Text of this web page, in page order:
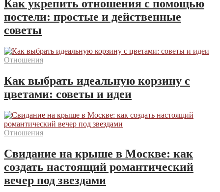
Как укрепить отношения с помощью
постели: простые и действенные
советы
Отношения
Как выбрать идеальную корзину с
цветами: советы и идеи
Отношения
Свидание на крыше в Москве: как
создать настоящий романтический
вечер под звездами